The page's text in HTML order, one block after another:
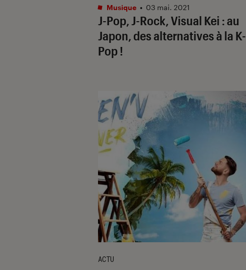
J-Pop, J-Rock, Visual Kei : au
Japon, des alternatives à la K-
Pop !
Musique • 03 mai. 2021
ACTU